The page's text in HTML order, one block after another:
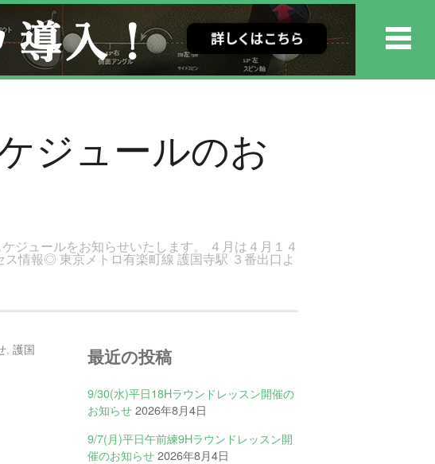
ジュールのお
ジュールをお知らせいたします。 ４月は４月１４
情報◎ 東京メトロ有楽町線 護国寺駅 ３番出口よ
, 護国
最近の投稿
9/30(水)平日18Hラウンドレッスン開催の
お知らせ2026年8月4日
9/7(月)平日午前練9Hラウンドレッスン開
催のお知らせ2026年8月4日